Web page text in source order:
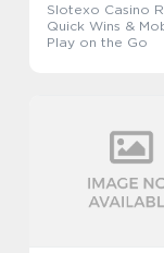
Slotexo Casino
Quick Wins &
Play on the Go